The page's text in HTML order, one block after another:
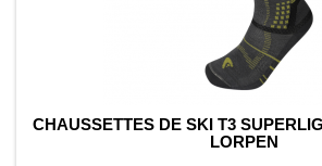
CHAUSSETTES DE SKI T3
LORPEN